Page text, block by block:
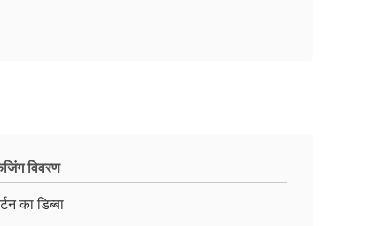
विवरण
का डिब्बा